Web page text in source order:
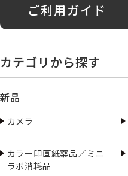
ご利用ガイド
カテゴリから探す
新品
カメラ
カラー印画紙薬品／ミニ
ラボ消耗品